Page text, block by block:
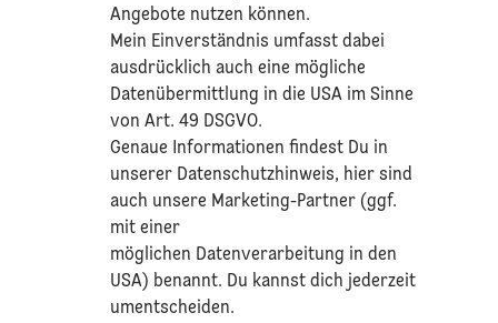
Angebote nutzen können.
Mein Einverständnis umfasst dabei
ausdrücklich auch eine mögliche
Datenübermittlung in die USA im Sinne
von Art. 49 DSGVO.​
​Genaue Informationen findest Du in
unserer Datenschutzhinweis, hier sind
auch unsere Marketing-Partner (ggf.
mit einer
möglichen Datenverarbeitung in den
USA) benannt. Du kannst dich jederzeit
umentscheiden.